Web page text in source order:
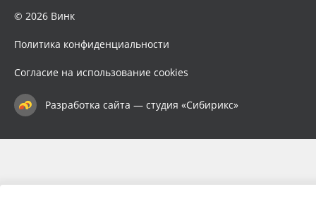
© 2026 Винк
Политика конфиденциальности
Согласие на использование cookies
Разработка сайта — студия «Сибирикс»